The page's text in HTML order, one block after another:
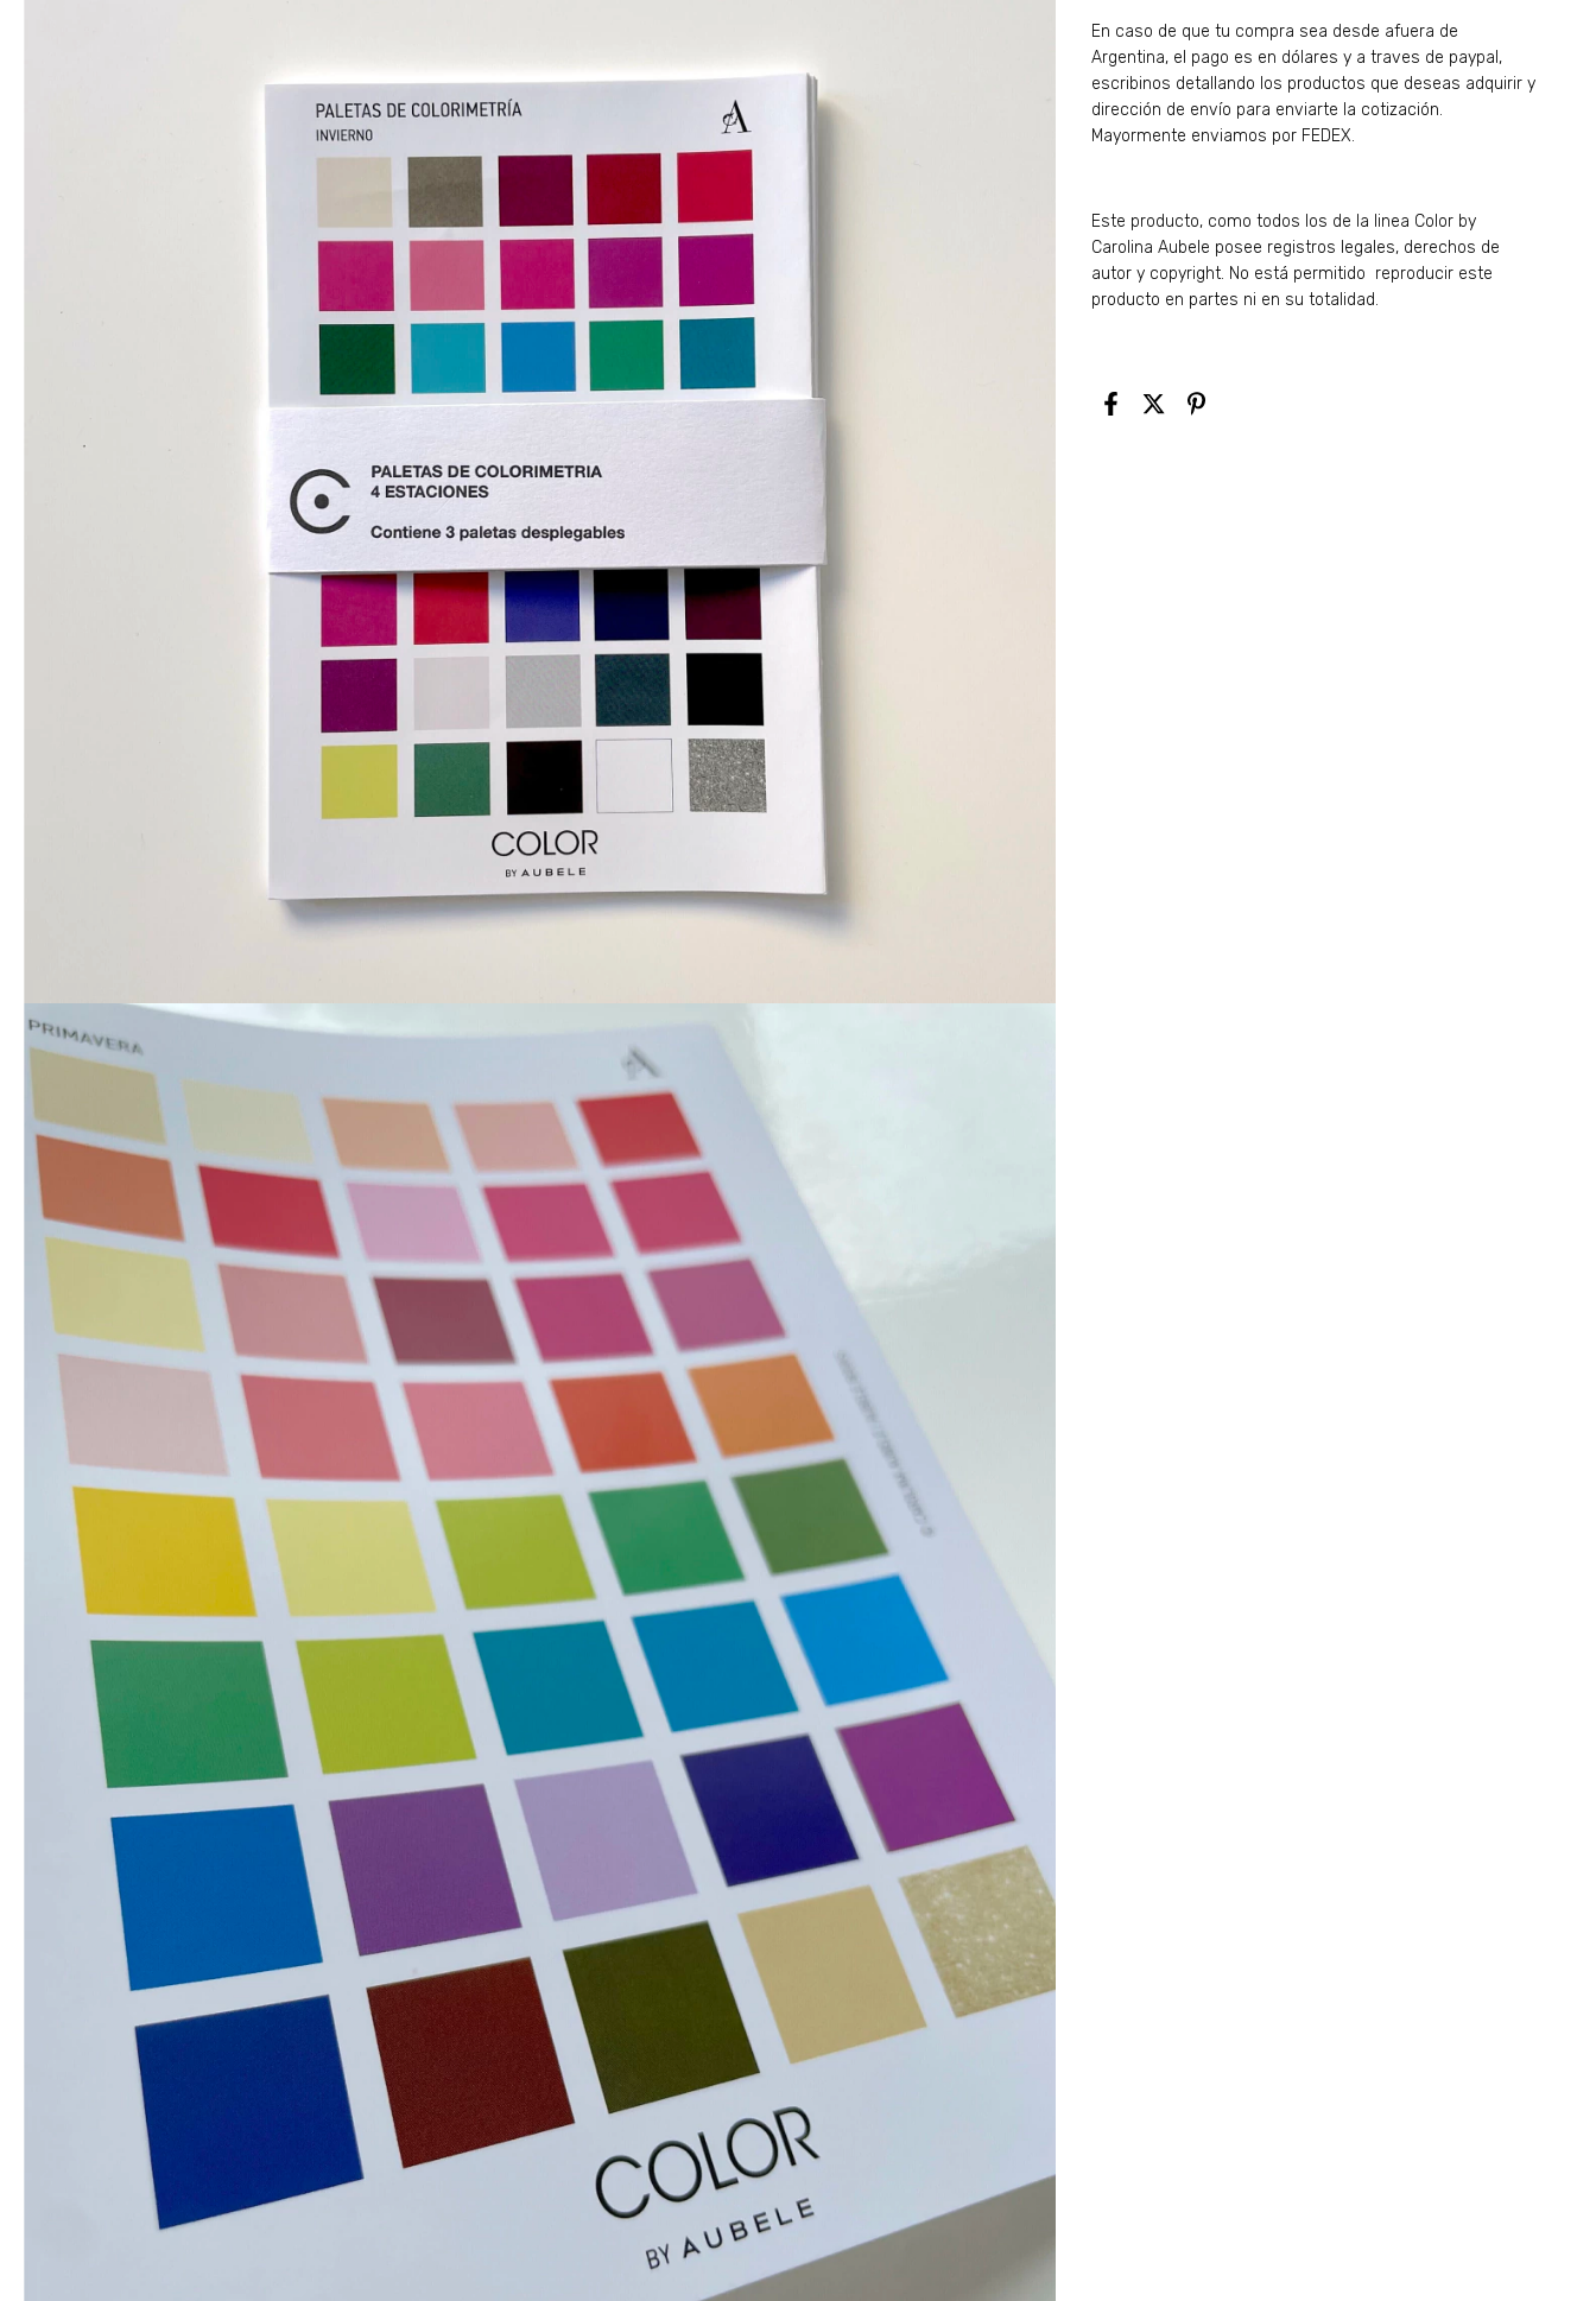
En caso de que tu compra sea desde afuera de
Argentina, el pago es en dólares y a traves de paypal,
escribinos detallando los productos que deseas adquirir y
dirección de envío para enviarte la cotización.
Mayormente enviamos por FEDEX.
Este producto, como todos los de la linea Color by
Carolina Aubele posee registros legales, derechos de
autor y copyright. No está permitido reproducir este
producto en partes ni en su totalidad.